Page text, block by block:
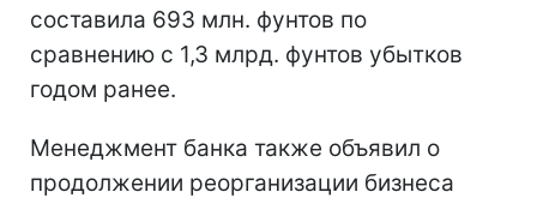
составила 693 млн. фунтов по
сравнению с 1,3 млрд. фунтов убытков
годом ранее.
Менеджмент банка также объявил о
продолжении реорганизации бизнеса